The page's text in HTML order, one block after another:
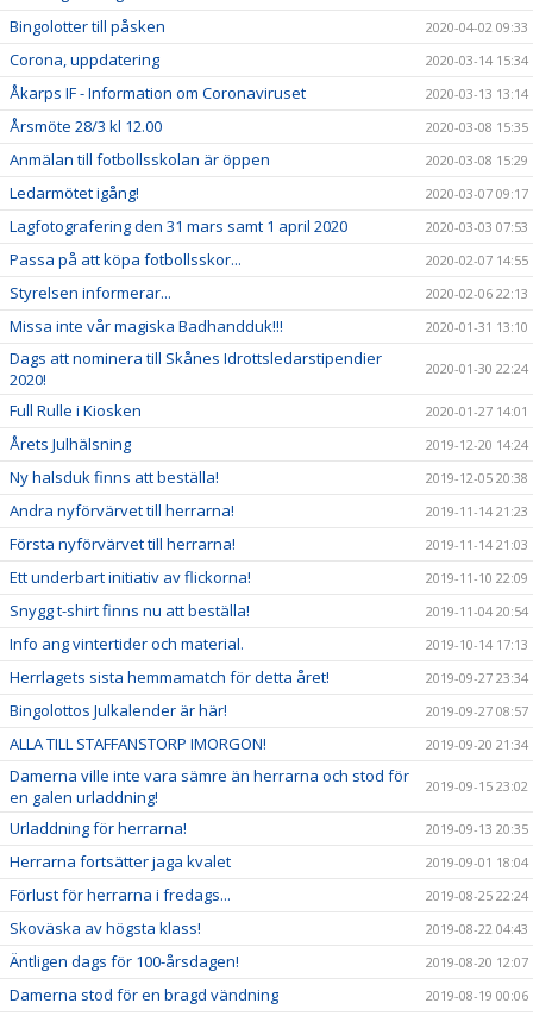
Bingolotter till påsken 2020-04-02 09:33
Corona, uppdatering 2020-03-14 15:34
Åkarps IF - Information om Coronaviruset 2020-03-13 13:14
Årsmöte 28/3 kl 12.00 2020-03-08 15:35
Anmälan till fotbollsskolan är öppen 2020-03-08 15:29
Ledarmötet igång! 2020-03-07 09:17
Lagfotografering den 31 mars samt 1 april 2020 2020-03-03 07:53
Passa på att köpa fotbollsskor... 2020-02-07 14:55
Styrelsen informerar... 2020-02-06 22:13
Missa inte vår magiska Badhandduk!!! 2020-01-31 13:10
Dags att nominera till Skånes Idrottsledarstipendier
2020!
2020-01-30 22:24
Full Rulle i Kiosken 2020-01-27 14:01
Årets Julhälsning 2019-12-20 14:24
Ny halsduk finns att beställa! 2019-12-05 20:38
Andra nyförvärvet till herrarna! 2019-11-14 21:23
Första nyförvärvet till herrarna! 2019-11-14 21:03
Ett underbart initiativ av flickorna! 2019-11-10 22:09
Snygg t-shirt finns nu att beställa! 2019-11-04 20:54
Info ang vintertider och material. 2019-10-14 17:13
Herrlagets sista hemmamatch för detta året! 2019-09-27 23:34
Bingolottos Julkalender är här! 2019-09-27 08:57
ALLA TILL STAFFANSTORP IMORGON! 2019-09-20 21:34
Damerna ville inte vara sämre än herrarna och stod för
en galen urladdning!
2019-09-15 23:02
Urladdning för herrarna! 2019-09-13 20:35
Herrarna fortsätter jaga kvalet 2019-09-01 18:04
Förlust för herrarna i fredags... 2019-08-25 22:24
Skoväska av högsta klass! 2019-08-22 04:43
Äntligen dags för 100-årsdagen! 2019-08-20 12:07
Damerna stod för en bragd vändning 2019-08-19 00:06